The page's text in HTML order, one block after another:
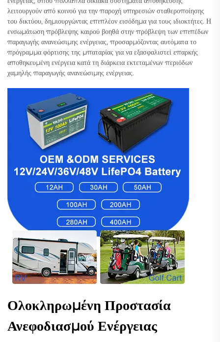
λειτουργούν από κοινού για την παροχή υπηρεσιών σταθεροποίησης
του δικτύου, δημιουργώντας επιπλέον εισόδημα για τους ιδιοκτήτες. Η
ενσωμάτωση πρόβλεψης καιρού βοηθά στην πρόβλεψη των επιπέδων
παραγωγής ανανεώσιμης ενέργειας, προσαρμόζοντας αυτόματα το
πρόγραμμα φόρτισης της μπαταρίας για να εξασφαλιστεί επαρκής
αποθηκευμένη ενέργεια κατά τη διάρκεια εκτεταμένων περιόδων
χαμηλής παραγωγής ανανεώσιμης ενέργειας.
Ολοκληρωμένη Προστασία
Ανεφοδιασμού Ενέργειας